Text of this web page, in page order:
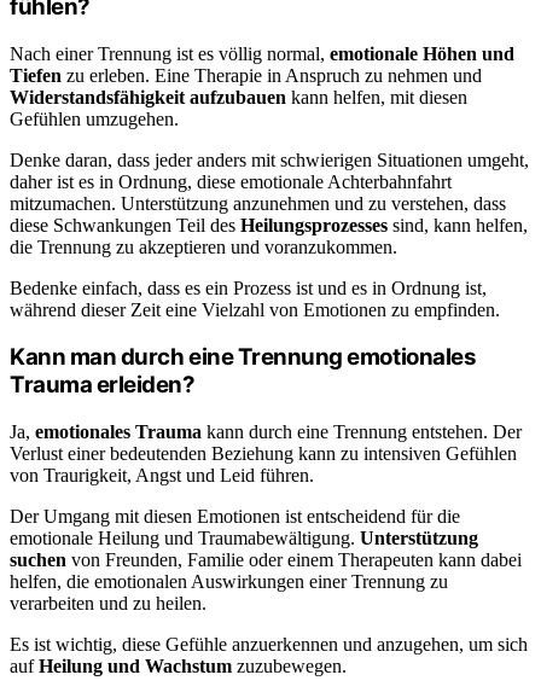
fühlen?
Nach einer Trennung ist es völlig normal, emotionale Höhen und
Tiefen zu erleben. Eine Therapie in Anspruch zu nehmen und
Widerstandsfähigkeit aufzubauen kann helfen, mit diesen
Gefühlen umzugehen.
Denke daran, dass jeder anders mit schwierigen Situationen umgeht,
daher ist es in Ordnung, diese emotionale Achterbahnfahrt
mitzumachen. Unterstützung anzunehmen und zu verstehen, dass
diese Schwankungen Teil des Heilungsprozesses sind, kann helfen,
die Trennung zu akzeptieren und voranzukommen.
Bedenke einfach, dass es ein Prozess ist und es in Ordnung ist,
während dieser Zeit eine Vielzahl von Emotionen zu empfinden.
Kann man durch eine Trennung emotionales
Trauma erleiden?
Ja, emotionales Trauma kann durch eine Trennung entstehen. Der
Verlust einer bedeutenden Beziehung kann zu intensiven Gefühlen
von Traurigkeit, Angst und Leid führen.
Der Umgang mit diesen Emotionen ist entscheidend für die
emotionale Heilung und Traumabewältigung. Unterstützung
suchen von Freunden, Familie oder einem Therapeuten kann dabei
helfen, die emotionalen Auswirkungen einer Trennung zu
verarbeiten und zu heilen.
Es ist wichtig, diese Gefühle anzuerkennen und anzugehen, um sich
aufHeilung und Wachstum zuzubewegen.